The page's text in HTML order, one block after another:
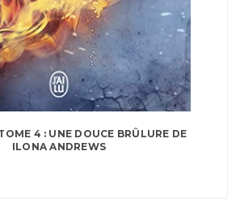
4 : UNE DOUCE BRÛLURE DE
ILONA ANDREWS